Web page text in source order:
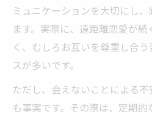
ミュニケーションを大切にし
ます。実際に、遠距離恋愛が
く、むしろお互いを尊重し合
スが多いです。
ただし、会えないことによる
も事実です。その際は、定期